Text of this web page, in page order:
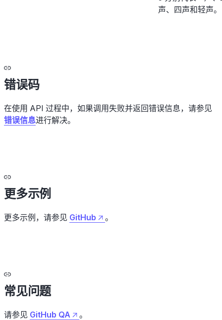
声、四声和轻声。
错误码
在使用 API 过程中，如果调用失败并返回错误信息，请参见
错误信息进行解决。
更多示例
更多示例，请参见 GitHub 。
常见问题
请参见 GitHub QA 。